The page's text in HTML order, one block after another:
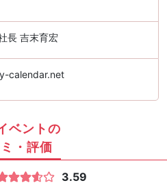
長 吉末育宏
calendar.net
ベントの
・評価
3.59